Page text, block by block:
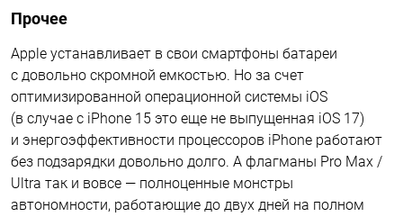
Прочее
Apple устанавливает в свои смартфоны батареи
с довольно скромной емкостью. Но за счет
оптимизированной операционной системы iOS
(в случае с iPhone 15 это еще не выпущенная iOS 17)
и энергоэффективности процессоров iPhone работают
без подзарядки довольно долго. А флагманы Pro Max /
Ultra так и вовсе — полноценные монстры
автономности, работающие до двух дней на полном